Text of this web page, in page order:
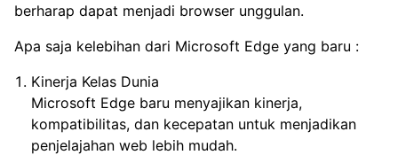
berharap dapat menjadi browser unggulan.
Apa saja kelebihan dari Microsoft Edge yang baru :
Kinerja Kelas Dunia
Microsoft Edge baru menyajikan kinerja,
kompatibilitas, dan kecepatan untuk menjadikan
penjelajahan web lebih mudah.